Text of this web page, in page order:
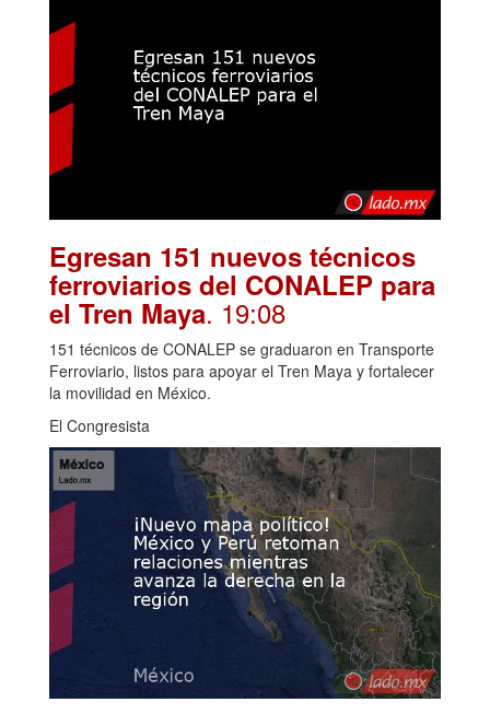
Egresan 151 nuevos técnicos
ferroviarios del CONALEP para
el Tren Maya. 19:08
151 técnicos de CONALEP se graduaron en Transporte
Ferroviario, listos para apoyar el Tren Maya y fortalecer
la movilidad en México.
El Congresista